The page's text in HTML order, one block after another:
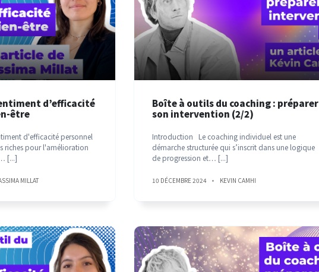
d’efficacité
être
d'efficacité personnel
riches pour l'amélioration
[...]
MILLAT
Boîte à outils du coaching : préparer
son intervention (2/2)
Introduction Le coaching individuel est une
démarche structurée qui s’inscrit dans une logique
de progression et… [...]
10 DÉCEMBRE 2024 KEVIN CAMHI